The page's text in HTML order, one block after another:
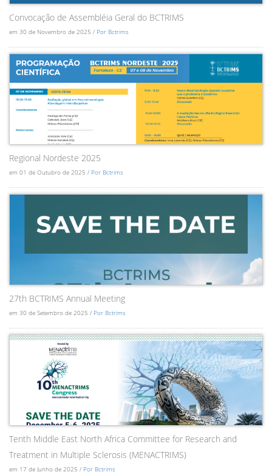
Convocação de Assembléia Geral do BCTRIMS
em 30 de Novembro de 2025 / Por Bctrims
Regional Nordeste 2025
em 01 de Outubro de 2025 / Por Bctrims
27th BCTRIMS Annual Meeting
em 30 de Setembro de 2025 / Por Bctrims
Tenth Middle East North Africa Committee for Research and
Treatment in Multiple Sclerosis (MENACTRIMS)
em 17 de Junho de 2025 / Por Bctrims